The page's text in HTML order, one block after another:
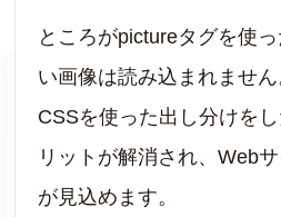
ところがpictureタグを使
い画像は読み込まれません
CSSを使った出し分けを
リットが解消され、Web
が見込めます。